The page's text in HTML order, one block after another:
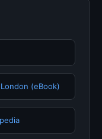
(eBook)